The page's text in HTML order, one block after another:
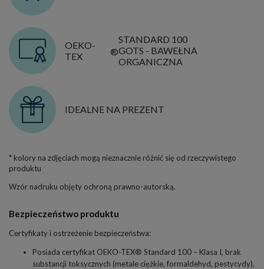
OEKO-
TEX
®
STANDARD 100
GOTS - BAWEŁNA
ORGANICZNA
IDEALNE NA PREZENT
* kolory na zdjęciach mogą nieznacznie różnić się od rzeczywistego
produktu
Wzór nadruku objęty ochroną prawno-autorską.
Bezpieczeństwo produktu
Certyfikaty i ostrzeżenie bezpieczeństwa:
Posiada certyfikat OEKO-TEX® Standard 100 – Klasa I, brak
substancji toksycznych (metale ciężkie, formaldehyd, pestycydy),